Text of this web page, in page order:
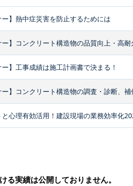
ー】熱中症災害を防止するためには
ー】コンクリート構造物の品質向上・高
ー】工事成績は施工計画書で決まる！
ー】コンクリート構造物の調査・診断、
心理有効活用！建設現場の業務効率化
実績は公開しておりません。